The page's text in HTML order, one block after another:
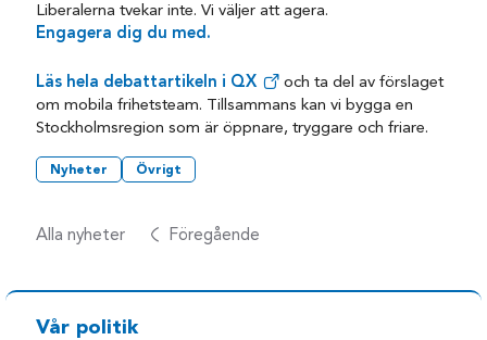
Liberalerna tvekar inte. Vi väljer att agera.
Engagera dig du med.
Läs hela debattartikeln i QX
och ta del av förslaget
om mobila frihetsteam. Tillsammans kan vi bygga en
Stockholmsregion som är öppnare, tryggare och friare.
Nyheter Övrigt
Alla nyheter Föregående
Vår politik